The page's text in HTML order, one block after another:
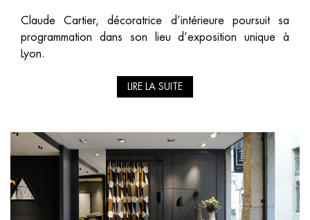
Claude Cartier, décoratrice d’intérieure poursuit sa
programmation dans son lieu d’exposition unique à
Lyon.
LIRE LA SUITE